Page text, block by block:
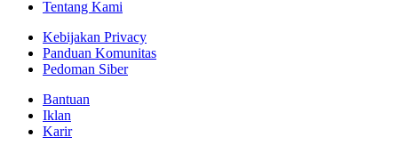
Tentang Kami
Kebijakan Privacy
Panduan Komunitas
Pedoman Siber
Bantuan
Iklan
Karir